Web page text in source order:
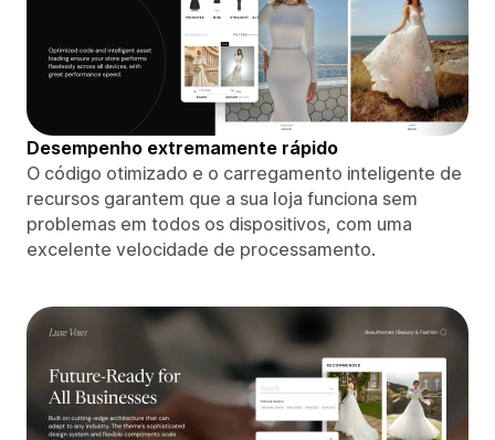
Desempenho extremamente rápido
O código otimizado e o carregamento inteligente de
recursos garantem que a sua loja funciona sem
problemas em todos os dispositivos, com uma
excelente velocidade de processamento.